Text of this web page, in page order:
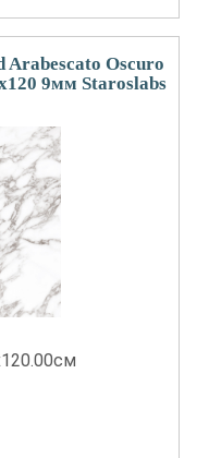
Arabescato Oscuro
9мм Staroslabs